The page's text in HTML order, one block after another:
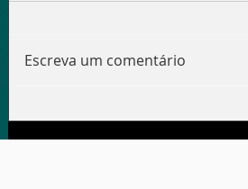
PARA A COPA DO MUNDO
Escreva um comentário